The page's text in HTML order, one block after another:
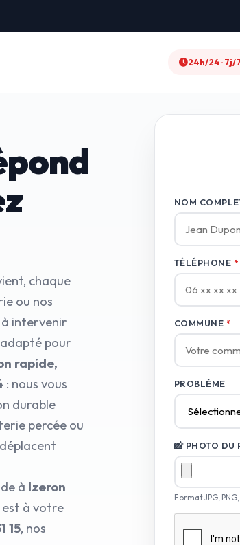
24h/24 · 7j/7
chaque
ou nos
intervenir
pour
rapide,
: nous vous
durable
percée ou
à Izeron
est à votre
15, nos
NOM
TÉLÉPHONE *
COMMUNE *
PROBLÈME
📸 PHOTO DU
Format JPG,